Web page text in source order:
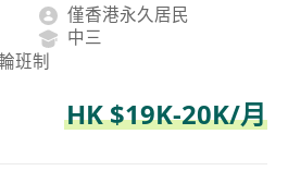
僅香港永久居民
中三
班制
HK $19K-20K/月